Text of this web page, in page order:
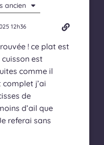
ancien
12h36
! ce plat est
est
comme il
j’ai
de
d’ail que
referai sans